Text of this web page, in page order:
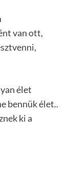
van ott,
élet
bennük élet..
ki a